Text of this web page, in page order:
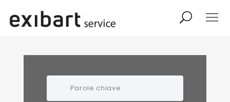
exibart job comunicati stampa